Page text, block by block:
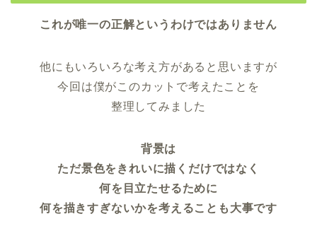
これが唯一の正解というわけではありません
他にもいろいろな考え方があると思いますが
今回は僕がこのカットで考えたことを
整理してみました
背景は
ただ景色をきれいに描くだけではなく
何を目立たせるために
何を描きすぎないかを考えることも大事です